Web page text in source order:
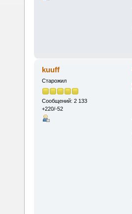
kuuff
Старожил
Сообщений: 2 133
+220/-52